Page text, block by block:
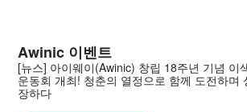
Awinic 이벤트
[뉴스] 아이웨이(Awinic) 창립 18주년 기념 이
운동회 개최! 청춘의 열정으로 함께 도전하며
장하다